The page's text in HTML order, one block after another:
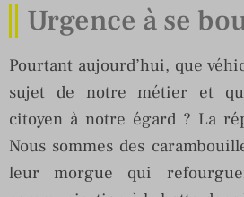
Urgence à se
Pourtant aujourd’hui, que
sujet de notre métier et
citoyen à notre égard ? La
Nous sommes des
leur morgue qui